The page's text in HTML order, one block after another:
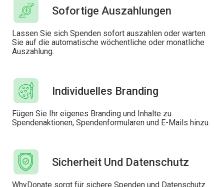
Sofortige Auszahlungen
Lassen Sie sich Spenden sofort auszahlen oder warten
Sie auf die automatische wöchentliche oder monatliche
Auszahlung.
Individuelles Branding
Fügen Sie Ihr eigenes Branding und Inhalte zu
Spendenaktionen, Spendenformularen und E-Mails hinzu.
Sicherheit Und Datenschutz
WhyDonate sorgt für sichere Spenden und Datenschutz.